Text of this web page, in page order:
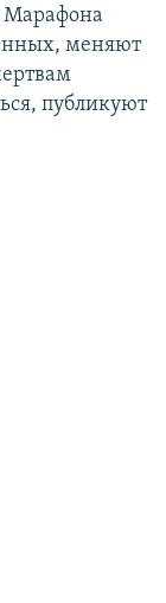
Марафона
меняют
публикуют